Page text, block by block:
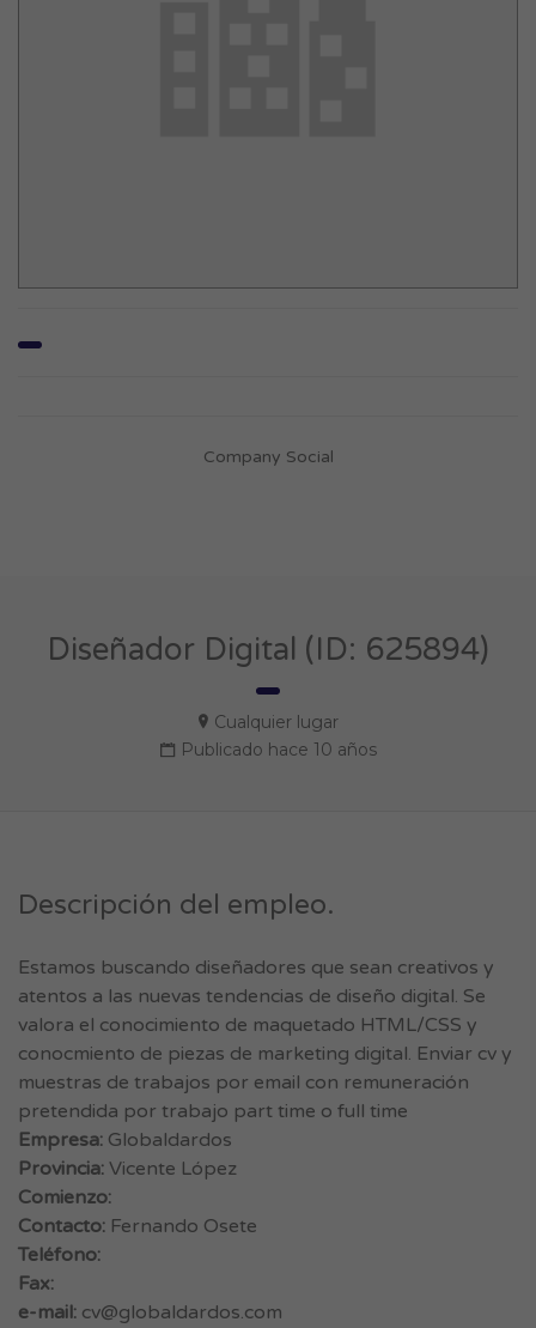
Company Social
Diseñador Digital (ID: 625894)
Cualquier lugar
Publicado hace 10 años
Descripción del empleo.
Estamos buscando diseñadores que sean creativos y
atentos a las nuevas tendencias de diseño digital. Se
valora el conocimiento de maquetado HTML/CSS y
conocmiento de piezas de marketing digital. Enviar cv y
muestras de trabajos por email con remuneración
pretendida por trabajo part time o full time
Empresa: Globaldardos
Provincia: Vicente López
Comienzo:
Contacto: Fernando Osete
Teléfono:
Fax:
e-mail: cv@globaldardos.com